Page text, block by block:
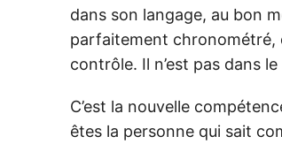
dans son langage, au bon
parfaitement chronométré,
contrôle. Il n’est pas dans
C’est la nouvelle
êtes la personne qui sait